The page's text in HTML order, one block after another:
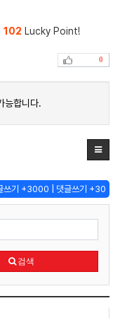
102 Lucky Point!
0
능합니다.
쓰기 +3000 | 댓글쓰기 +30
검색